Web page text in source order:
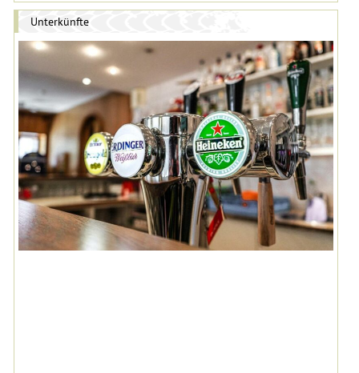
Unterkünfte